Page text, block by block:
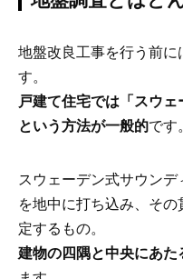
地盤改良工事を行う前に
す。
戸建て住宅では「スウェ
という方法が一般的です。
スウェーデン式サウン
を地中に打ち込み、そ
定するもの。
建物の四隅と中央にあ